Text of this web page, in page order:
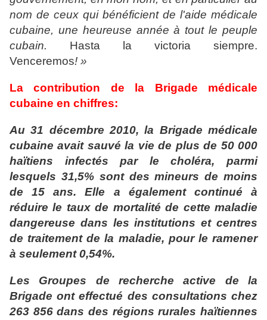
nom de ceux qui bénéficient de l'aide médicale
cubaine, une heureuse année à tout le peuple
cubain. Hasta la victoria siempre.
Venceremos! »
La contribution de la Brigade médicale
cubaine en chiffres:
Au 31 décembre 2010, la Brigade médicale
cubaine avait sauvé la vie de plus de 50 000
haïtiens infectés par le choléra, parmi
lesquels 31,5% sont des mineurs de moins
de 15 ans. Elle a également continué à
réduire le taux de mortalité de cette maladie
dangereuse dans les institutions et centres
de traitement de la maladie, pour le ramener
à seulement 0,54%.
Les Groupes de recherche active de la
Brigade ont effectué des consultations chez
263 856 dans des régions rurales haïtiennes